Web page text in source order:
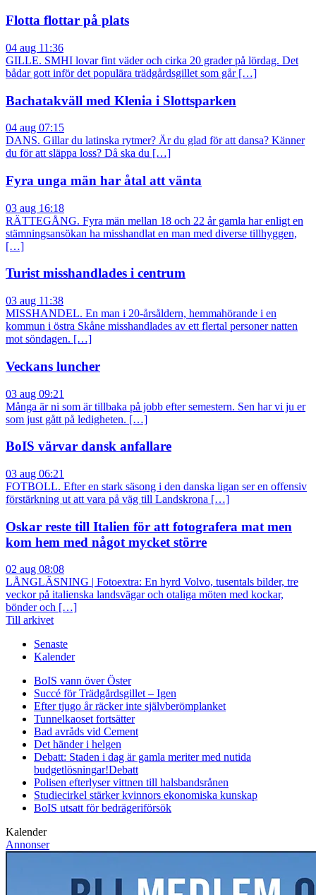
Flotta flottar på plats
04 aug 11:36
GILLE. SMHI lovar fint väder och cirka 20 grader på lördag. Det
bådar gott inför det populära trädgårdsgillet som går […]
Bachatakväll med Klenia i Slottsparken
04 aug 07:15
DANS. Gillar du latinska rytmer? Är du glad för att dansa? Känner
du för att släppa loss? Då ska du […]
Fyra unga män har åtal att vänta
03 aug 16:18
RÄTTEGÅNG. Fyra män mellan 18 och 22 år gamla har enligt en
stämningsansökan ha misshandlat en man med diverse tillhyggen,
[…]
Turist misshandlades i centrum
03 aug 11:38
MISSHANDEL. En man i 20-årsåldern, hemmahörande i en
kommun i östra Skåne misshandlades av ett flertal personer natten
mot söndagen. […]
Veckans luncher
03 aug 09:21
Många är ni som är tillbaka på jobb efter semestern. Sen har vi ju er
som just gått på ledigheten. […]
BoIS värvar dansk anfallare
03 aug 06:21
FOTBOLL. Efter en stark säsong i den danska ligan ser en offensiv
förstärkning ut att vara på väg till Landskrona […]
Oskar reste till Italien för att fotografera mat men
kom hem med något mycket större
02 aug 08:08
LÅNGLÄSNING | Fotoextra: En hyrd Volvo, tusentals bilder, tre
veckor på italienska landsvägar och otaliga möten med kockar,
bönder och […]
Till arkivet
Senaste
Kalender
BoIS vann över Öster
Succé för Trädgårdsgillet – Igen
Efter tjugo år räcker inte självberömplanket
Tunnelkaoset fortsätter
Bad avråds vid Cement
Det händer i helgen
Debatt: Staden i dag är gamla meriter med nutida
budgetlösningar!Debatt
Polisen efterlyser vittnen till halsbandsrånen
Studiecirkel stärker kvinnors ekonomiska kunskap
BoIS utsatt för bedrägeriförsök
Kalender
Annonser